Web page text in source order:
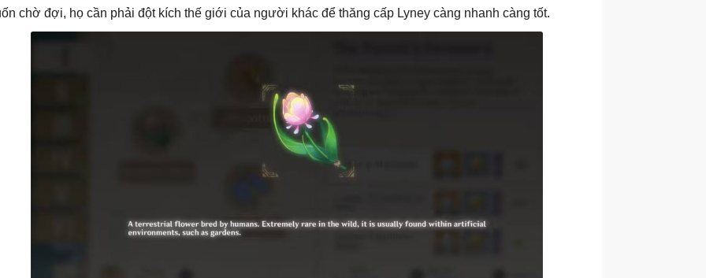
chờ đợi, họ cần phải đột kích thế giới của người khác để thăng cấp Lyney càng nhanh càng tốt.